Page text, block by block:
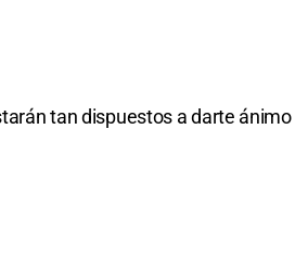
tan dispuestos a darte ánimo